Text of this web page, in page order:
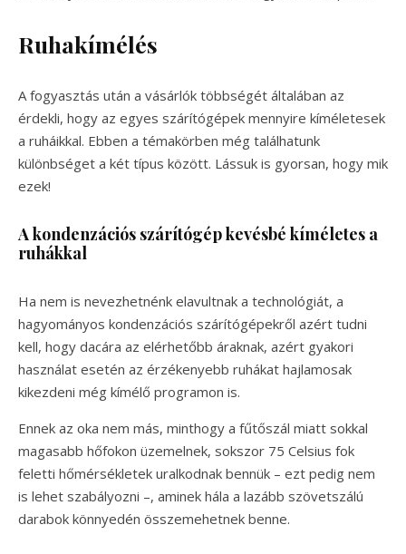
Ruhakímélés
A fogyasztás után a vásárlók többségét általában az
érdekli, hogy az egyes szárítógépek mennyire kíméletesek
a ruháikkal. Ebben a témakörben még találhatunk
különbséget a két típus között. Lássuk is gyorsan, hogy mik
ezek!
A kondenzációs szárítógép kevésbé kíméletes a
ruhákkal
Ha nem is nevezhetnénk elavultnak a technológiát, a
hagyományos kondenzációs szárítógépekről azért tudni
kell, hogy dacára az elérhetőbb áraknak, azért gyakori
használat esetén az érzékenyebb ruhákat hajlamosak
kikezdeni még kímélő programon is.
Ennek az oka nem más, minthogy a fűtőszál miatt sokkal
magasabb hőfokon üzemelnek, sokszor 75 Celsius fok
feletti hőmérsékletek uralkodnak bennük – ezt pedig nem
is lehet szabályozni –, aminek hála a lazább szövetszálú
darabok könnyedén összemehetnek benne.